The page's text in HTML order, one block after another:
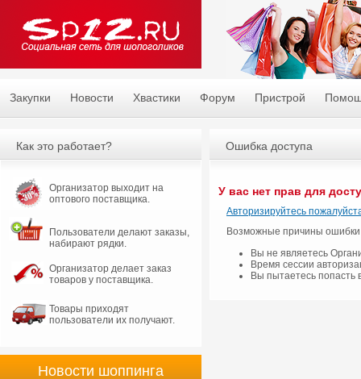
Закупки Новости Хвастики Форум Пристрой
Ошибка доступа
У вас нет прав для
Авторизируйтесь
Возможные причины
Вы не являетесь
Время сессии
Вы пытаетесь попасть
Как это работает?
Организатор выходит на
оптового поставщика.
Пользователи делают заказы,
набирают рядки.
Организатор делает заказ
товаров у поставщика.
Товары приходят
пользователи их получают.
Новости шоппинга